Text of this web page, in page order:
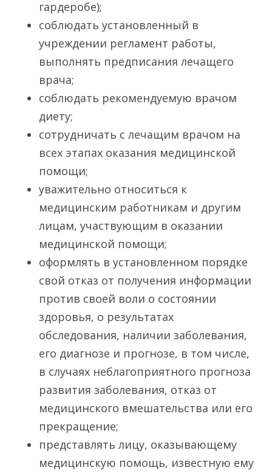
гардеробе);
соблюдать установленный в
учреждении регламент работы,
выполнять предписания лечащего
врача;
соблюдать рекомендуемую врачом
диету;
сотрудничать с лечащим врачом на
всех этапах оказания медицинской
помощи;
уважительно относиться к
медицинским работникам и другим
лицам, участвующим в оказании
медицинской помощи;
оформлять в установленном порядке
свой отказ от получения информации
против своей воли о состоянии
здоровья, о результатах
обследования, наличии заболевания,
его диагнозе и прогнозе, в том числе,
в случаях неблагоприятного прогноза
развития заболевания, отказ от
медицинского вмешательства или его
прекращение;
представлять лицу, оказывающему
медицинскую помощь, известную ему